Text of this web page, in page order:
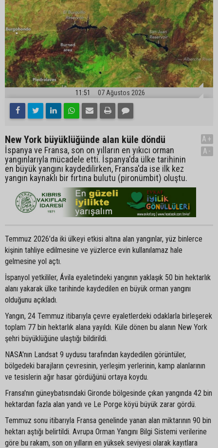
11:51 07 Ağustos 2026
New York büyüklüğünde alan küle döndü
İspanya ve Fransa, son on yılların en yıkıcı orman
yangınlarıyla mücadele etti. İspanya'da ülke tarihinin
en büyük yangını kaydedilirken, Fransa'da ise ilk kez
yangın kaynaklı bir fırtına bulutu (pironümbit) oluştu.
A+
A-
Temmuz 2026'da iki ülkeyi etkisi altına alan yangınlar, yüz binlerce
kişinin tahliye edilmesine ve yüzlerce evin kullanılamaz hale
gelmesine yol açtı.
İspanyol yetkililer, Ávila eyaletindeki yangının yaklaşık 50 bin hektarlık
alanı yakarak ülke tarihinde kaydedilen en büyük orman yangını
olduğunu açıkladı.
Yangın, 24 Temmuz itibarıyla çevre eyaletlerdeki odaklarla birleşerek
toplam 77 bin hektarlık alana yayıldı. Küle dönen bu alanın New York
şehri büyüklüğüne ulaştığı bildirildi.
NASA'nın Landsat 9 uydusu tarafından kaydedilen görüntüler,
bölgedeki barajların çevresinin, yerleşim yerlerinin, kamp alanlarının
ve tesislerin ağır hasar gördüğünü ortaya koydu.
Fransa'nın güneybatısındaki Gironde bölgesinde çıkan yangında 42 bin
hektardan fazla alan yandı ve Le Porge köyü büyük zarar gördü.
Temmuz sonu itibarıyla Fransa genelinde yanan alan miktarının 90 bin
hektarı aştığı belirtildi. Avrupa Orman Yangını Bilgi Sistemi verilerine
göre bu rakam, son on yılların en yüksek seviyesi olarak kayıtlara